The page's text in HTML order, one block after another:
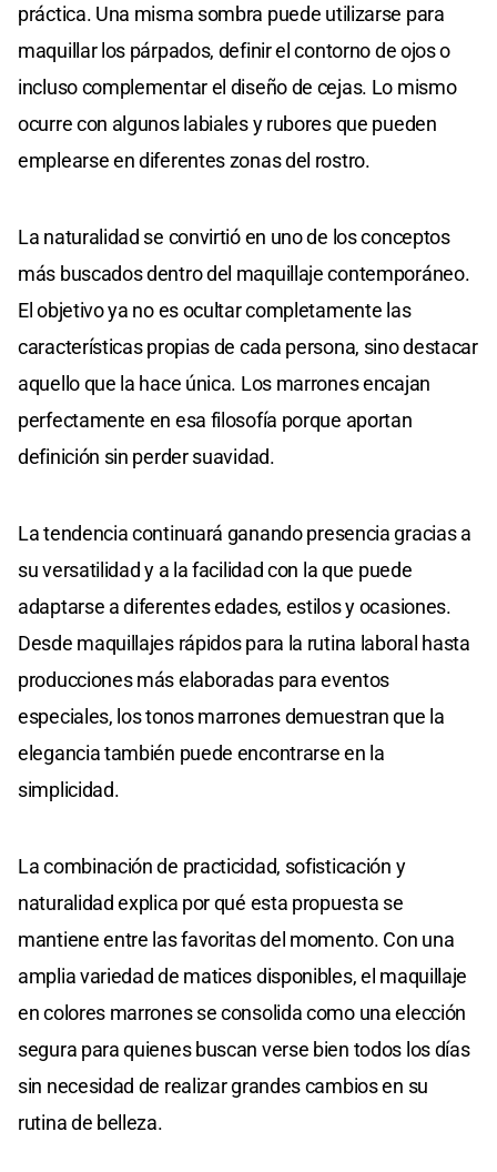
práctica. Una misma sombra puede utilizarse para
maquillar los párpados, definir el contorno de ojos o
incluso complementar el diseño de cejas. Lo mismo
ocurre con algunos labiales y rubores que pueden
emplearse en diferentes zonas del rostro.
La naturalidad se convirtió en uno de los conceptos
más buscados dentro del maquillaje contemporáneo.
El objetivo ya no es ocultar completamente las
características propias de cada persona, sino destacar
aquello que la hace única. Los marrones encajan
perfectamente en esa filosofía porque aportan
definición sin perder suavidad.
La tendencia continuará ganando presencia gracias a
su versatilidad y a la facilidad con la que puede
adaptarse a diferentes edades, estilos y ocasiones.
Desde maquillajes rápidos para la rutina laboral hasta
producciones más elaboradas para eventos
especiales, los tonos marrones demuestran que la
elegancia también puede encontrarse en la
simplicidad.
La combinación de practicidad, sofisticación y
naturalidad explica por qué esta propuesta se
mantiene entre las favoritas del momento. Con una
amplia variedad de matices disponibles, el maquillaje
en colores marrones se consolida como una elección
segura para quienes buscan verse bien todos los días
sin necesidad de realizar grandes cambios en su
rutina de belleza.